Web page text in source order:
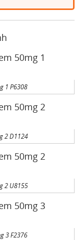
1 P6308
2 D1124
2 U8155
3 F2376